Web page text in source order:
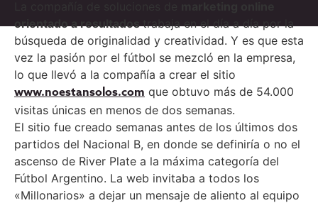
orientado a resultadostrabaja en el día a día por la
búsqueda de originalidad y creatividad. Y es que esta
vez la pasión por el fútbol se mezcló en la empresa,
lo que llevó a la compañía a crear el sitio
www.noestansolos.com que obtuvo más de 54.000
visitas únicas en menos de dos semanas.
El sitio fue creado semanas antes de los últimos dos
partidos del Nacional B, en donde se definiría o no el
ascenso de River Plate a la máxima categoría del
Fútbol Argentino. La web invitaba a todos los
«Millonarios» a dejar un mensaje de aliento al equipo